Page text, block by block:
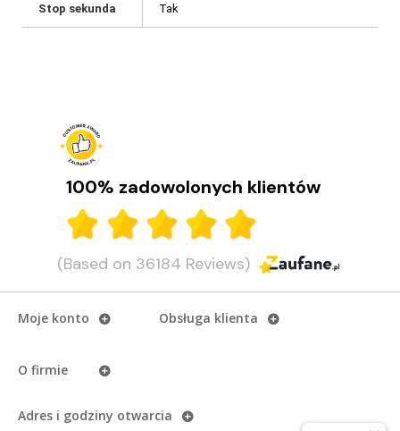
Stop sekunda Tak
100% zadowolonych klientów
(Based on 36184 Reviews)
Moje konto
O firmie
Obsługa klienta
Adres i godziny otwarcia